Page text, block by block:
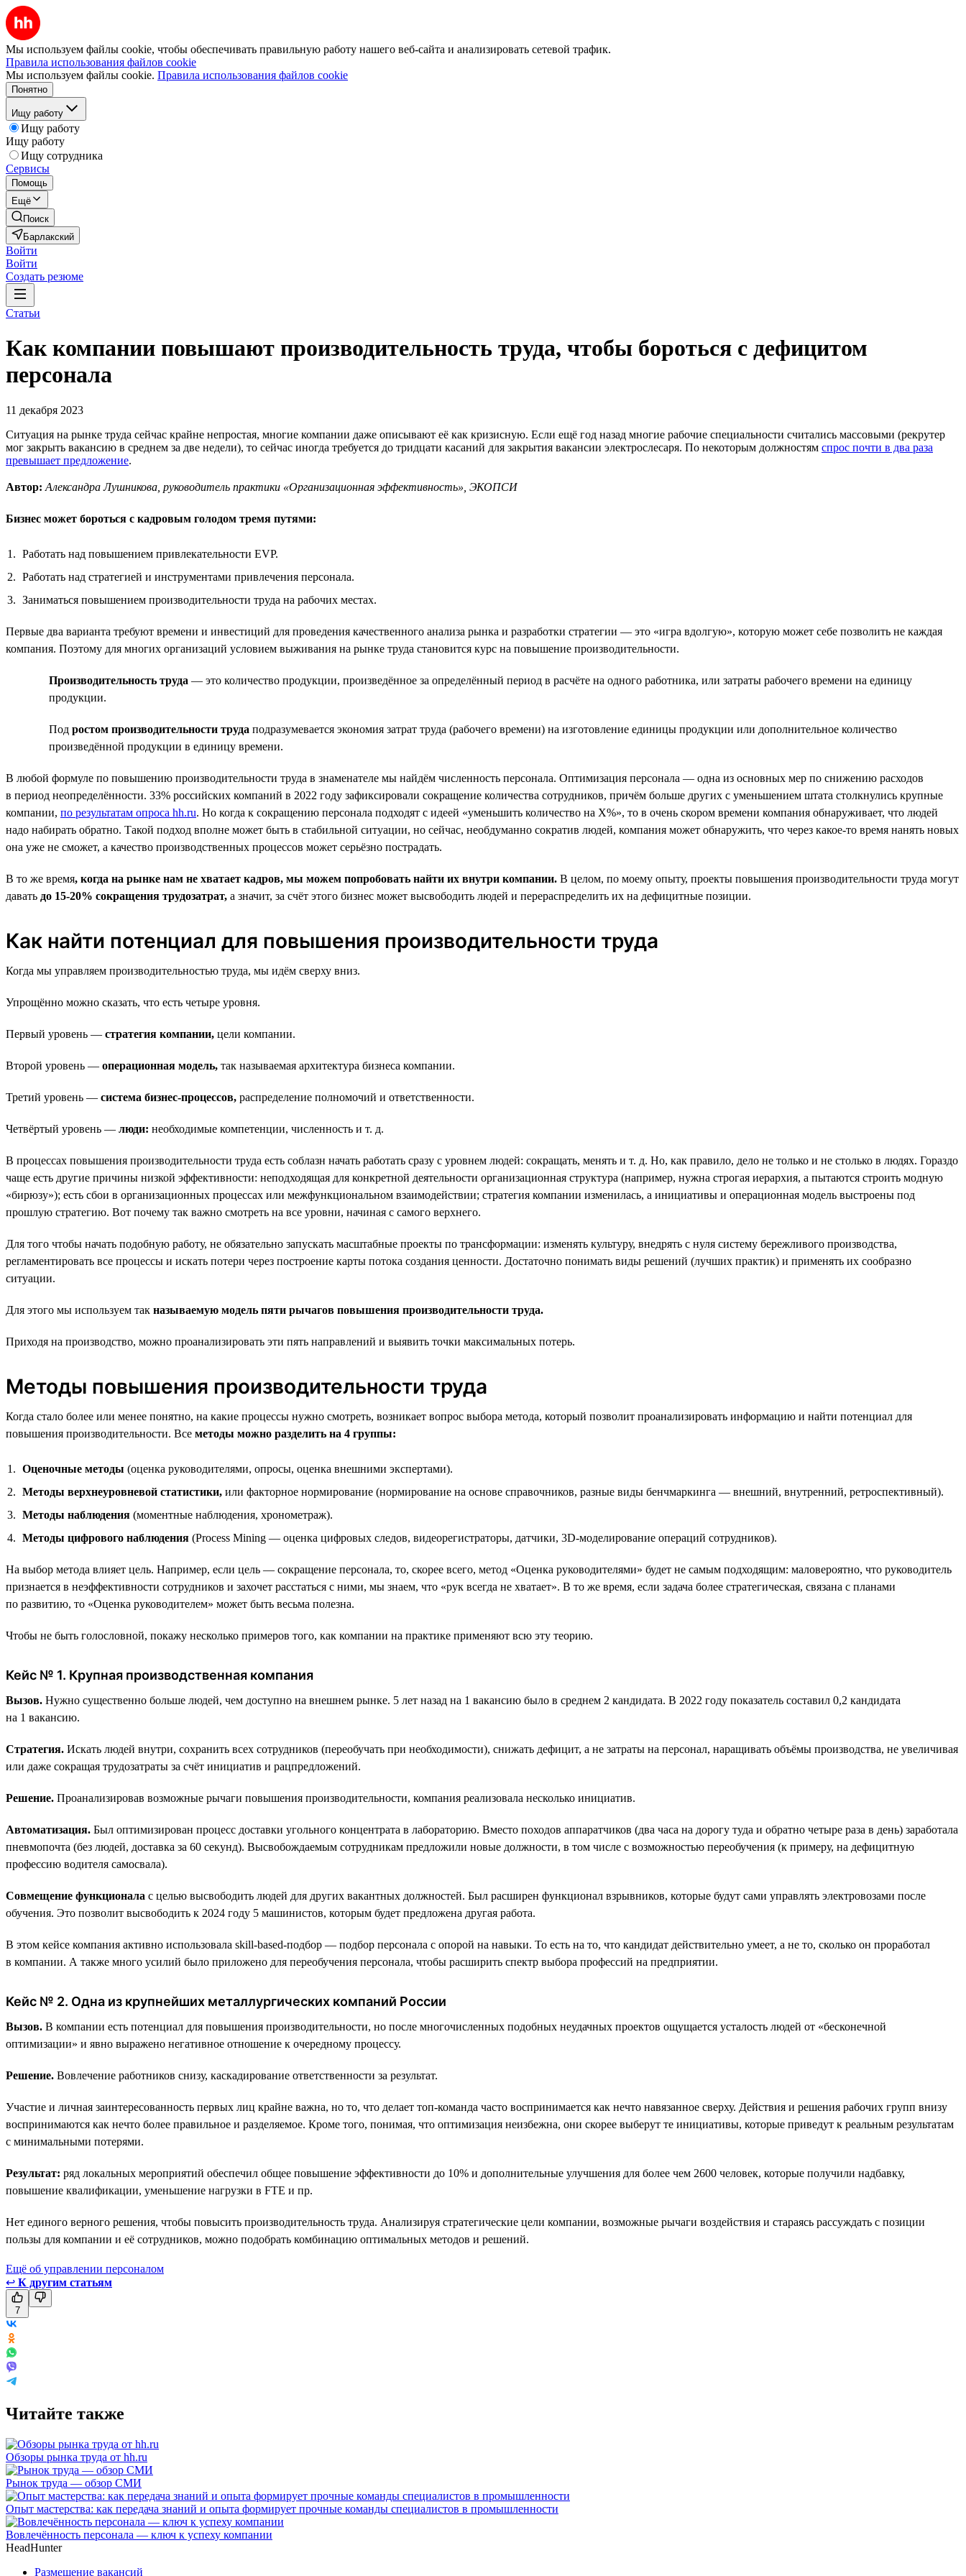
Мы используем файлы cookie, чтобы обеспечивать правильную работу нашего веб-сайта и анализировать сетевой трафик.
Правила использования файлов cookie
Мы используем файлы cookie. Правила использования файлов cookie
Понятно
Ищу работу
Ищу работу
Ищу работу
Ищу сотрудника
Сервисы
Помощь
Ещё
Поиск
Барлакский
Войти
Войти
Создать резюме
Статьи
Как компании повышают производительность труда, чтобы бороться с дефицитом
персонала
11 декабря 2023
Ситуация на рынке труда сейчас крайне непростая, многие компании даже описывают её как кризисную. Если ещё год назад многие рабочие специальности считались массовыми (рекрутер
мог закрыть вакансию в среднем за две недели), то сейчас иногда требуется до тридцати касаний для закрытия вакансии электрослесаря. По некоторым должностям спрос почти в два раза
превышает предложение.
Автор: Александра Лушникова, руководитель практики «Организационная эффективность», ЭКОПСИ
Бизнес может бороться с кадровым голодом тремя путями:
Работать над повышением привлекательности EVP.
Работать над стратегией и инструментами привлечения персонала.
Заниматься повышением производительности труда на рабочих местах.
Первые два варианта требуют времени и инвестиций для проведения качественного анализа рынка и разработки стратегии — это «игра вдолгую», которую может себе позволить не каждая
компания. Поэтому для многих организаций условием выживания на рынке труда становится курс на повышение производительности.
Производительность труда — это количество продукции, произведённое за определённый период в расчёте на одного работника, или затраты рабочего времени на единицу
продукции.
Под ростом производительности труда подразумевается экономия затрат труда (рабочего времени) на изготовление единицы продукции или дополнительное количество
произведённой продукции в единицу времени.
В любой формуле по повышению производительности труда в знаменателе мы найдём численность персонала. Оптимизация персонала — одна из основных мер по снижению расходов
в период неопределённости. 33% российских компаний в 2022 году зафиксировали сокращение количества сотрудников, причём больше других с уменьшением штата столкнулись крупные
компании, по результатам опроса hh.ru. Но когда к сокращению персонала подходят с идеей «уменьшить количество на Х%», то в очень скором времени компания обнаруживает, что людей
надо набирать обратно. Такой подход вполне может быть в стабильной ситуации, но сейчас, необдуманно сократив людей, компания может обнаружить, что через какое-то время нанять новых
она уже не сможет, а качество производственных процессов может серьёзно пострадать.
В то же время, когда на рынке нам не хватает кадров, мы можем попробовать найти их внутри компании. В целом, по моему опыту, проекты повышения производительности труда могут
давать до 15‑20% сокращения трудозатрат, а значит, за счёт этого бизнес может высвободить людей и перераспределить их на дефицитные позиции.
Как найти потенциал для повышения производительности труда
Когда мы управляем производительностью труда, мы идём сверху вниз.
Упрощённо можно сказать, что есть четыре уровня.
Первый уровень — стратегия компании, цели компании.
Второй уровень — операционная модель, так называемая архитектура бизнеса компании.
Третий уровень — система бизнес-процессов, распределение полномочий и ответственности.
Четвёртый уровень — люди: необходимые компетенции, численность и т. д.
В процессах повышения производительности труда есть соблазн начать работать сразу с уровнем людей: сокращать, менять и т. д. Но, как правило, дело не только и не столько в людях. Гораздо
чаще есть другие причины низкой эффективности: неподходящая для конкретной деятельности организационная структура (например, нужна строгая иерархия, а пытаются строить модную
«бирюзу»); есть сбои в организационных процессах или межфункциональном взаимодействии; стратегия компании изменилась, а инициативы и операционная модель выстроены под
прошлую стратегию. Вот почему так важно смотреть на все уровни, начиная с самого верхнего.
Для того чтобы начать подобную работу, не обязательно запускать масштабные проекты по трансформации: изменять культуру, внедрять с нуля систему бережливого производства,
регламентировать все процессы и искать потери через построение карты потока создания ценности. Достаточно понимать виды решений (лучших практик) и применять их сообразно
ситуации.
Для этого мы используем так называемую модель пяти рычагов повышения производительности труда.
Приходя на производство, можно проанализировать эти пять направлений и выявить точки максимальных потерь.
Методы повышения производительности труда
Когда стало более или менее понятно, на какие процессы нужно смотреть, возникает вопрос выбора метода, который позволит проанализировать информацию и найти потенциал для
повышения производительности. Все методы можно разделить на 4 группы:
Оценочные методы (оценка руководителями, опросы, оценка внешними экспертами).
Методы верхнеуровневой статистики, или факторное нормирование (нормирование на основе справочников, разные виды бенчмаркинга — внешний, внутренний, ретроспективный).
Методы наблюдения (моментные наблюдения, хронометраж).
Методы цифрового наблюдения (Process Mining — оценка цифровых следов, видеорегистраторы, датчики, 3D-моделирование операций сотрудников).
На выбор метода влияет цель. Например, если цель — сокращение персонала, то, скорее всего, метод «Оценка руководителями» будет не самым подходящим: маловероятно, что руководитель
признается в неэффективности сотрудников и захочет расстаться с ними, мы знаем, что «рук всегда не хватает». В то же время, если задача более стратегическая, связана с планами
по развитию, то «Оценка руководителем» может быть весьма полезна.
Чтобы не быть голословной, покажу несколько примеров того, как компании на практике применяют всю эту теорию.
Кейс № 1. Крупная производственная компания
Вызов. Нужно существенно больше людей, чем доступно на внешнем рынке. 5 лет назад на 1 вакансию было в среднем 2 кандидата. В 2022 году показатель составил 0,2 кандидата
на 1 вакансию.
Стратегия. Искать людей внутри, сохранить всех сотрудников (переобучать при необходимости), снижать дефицит, а не затраты на персонал, наращивать объёмы производства, не увеличивая
или даже сокращая трудозатраты за счёт инициатив и рацпредложений.
Решение. Проанализировав возможные рычаги повышения производительности, компания реализовала несколько инициатив.
Автоматизация. Был оптимизирован процесс доставки угольного концентрата в лабораторию. Вместо походов аппаратчиков (два часа на дорогу туда и обратно четыре раза в день) заработала
пневмопочта (без людей, доставка за 60 секунд). Высвобождаемым сотрудникам предложили новые должности, в том числе с возможностью переобучения (к примеру, на дефицитную
профессию водителя самосвала).
Совмещение функционала с целью высвободить людей для других вакантных должностей. Был расширен функционал взрывников, которые будут сами управлять электровозами после
обучения. Это позволит высвободить к 2024 году 5 машинистов, которым будет предложена другая работа.
В этом кейсе компания активно использовала skill-based-подбор — подбор персонала с опорой на навыки. То есть на то, что кандидат действительно умеет, а не то, сколько он проработал
в компании. А также много усилий было приложено для переобучения персонала, чтобы расширить спектр выбора профессий на предприятии.
Кейс № 2. Одна из крупнейших металлургических компаний России
Вызов. В компании есть потенциал для повышения производительности, но после многочисленных подобных неудачных проектов ощущается усталость людей от «бесконечной
оптимизации» и явно выражено негативное отношение к очередному процессу.
Решение. Вовлечение работников снизу, каскадирование ответственности за результат.
Участие и личная заинтересованность первых лиц крайне важна, но то, что делает топ-команда часто воспринимается как нечто навязанное сверху. Действия и решения рабочих групп внизу
воспринимаются как нечто более правильное и разделяемое. Кроме того, понимая, что оптимизация неизбежна, они скорее выберут те инициативы, которые приведут к реальным результатам
с минимальными потерями.
Результат: ряд локальных мероприятий обеспечил общее повышение эффективности до 10% и дополнительные улучшения для более чем 2600 человек, которые получили надбавку,
повышение квалификации, уменьшение нагрузки в FTE и пр.
Нет единого верного решения, чтобы повысить производительность труда. Анализируя стратегические цели компании, возможные рычаги воздействия и стараясь рассуждать с позиции
пользы для компании и её сотрудников, можно подобрать комбинацию оптимальных методов и решений.
Ещё об управлении персоналом
↩ К другим статьям
7
Читайте также
Обзоры рынка труда от hh.ru
Рынок труда — обзор СМИ
Опыт мастерства: как передача знаний и опыта формирует прочные команды специалистов в промышленности
Вовлечённость персонала — ключ к успеху компании
HeadHunter
Размещение вакансий